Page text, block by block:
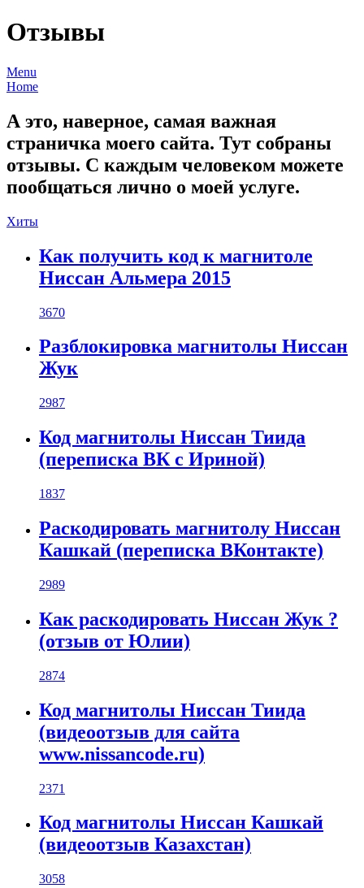
Отзывы
Menu
Home
А это, наверное, самая важная
страничка моего сайта. Тут собраны
отзывы. С каждым человеком можете
пообщаться лично о моей услуге.
Хиты
Как получить код к магнитоле
Ниссан Альмера 2015
3670
Разблокировка магнитолы Ниссан
Жук
2987
Код магнитолы Ниссан Тиида
(переписка ВК с Ириной)
1837
Раскодировать магнитолу Ниссан
Кашкай (переписка ВКонтакте)
2989
Как раскодировать Ниссан Жук ?
(отзыв от Юлии)
2874
Код магнитолы Ниссан Тиида
(видеоотзыв для сайта
www.nissancode.ru)
2371
Код магнитолы Ниссан Кашкай
(видеоотзыв Казахстан)
3058